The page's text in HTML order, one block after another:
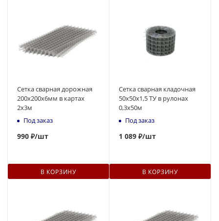
Сетка сварная дорожная
200х200х6мм в картах
2х3м
Под заказ
990 ₽/шт
В КОРЗИНУ
Сетка сварная кладочная
50х50х1,5 ТУ в рулонах
0,3х50м
Под заказ
1 089 ₽/шт
В КОРЗИНУ